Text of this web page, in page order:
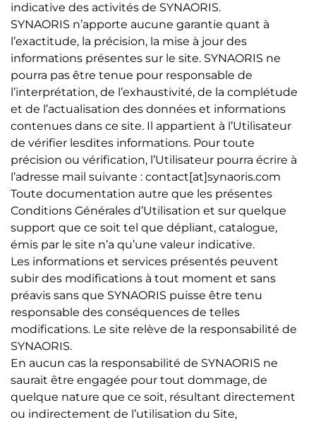
indicative des activités de SYNAORIS.
SYNAORIS n’apporte aucune garantie quant à
l’exactitude, la précision, la mise à jour des
informations présentes sur le site. SYNAORIS ne
pourra pas être tenue pour responsable de
l’interprétation, de l’exhaustivité, de la complétude
et de l’actualisation des données et informations
contenues dans ce site. Il appartient à l’Utilisateur
de vérifier lesdites informations. Pour toute
précision ou vérification, l’Utilisateur pourra écrire à
l’adresse mail suivante : contact[at]synaoris.com
Toute documentation autre que les présentes
Conditions Générales d’Utilisation et sur quelque
support que ce soit tel que dépliant, catalogue,
émis par le site n’a qu’une valeur indicative.
Les informations et services présentés peuvent
subir des modifications à tout moment et sans
préavis sans que SYNAORIS puisse être tenu
responsable des conséquences de telles
modifications. Le site relève de la responsabilité de
SYNAORIS.
En aucun cas la responsabilité de SYNAORIS ne
saurait être engagée pour tout dommage, de
quelque nature que ce soit, résultant directement
ou indirectement de l’utilisation du Site,